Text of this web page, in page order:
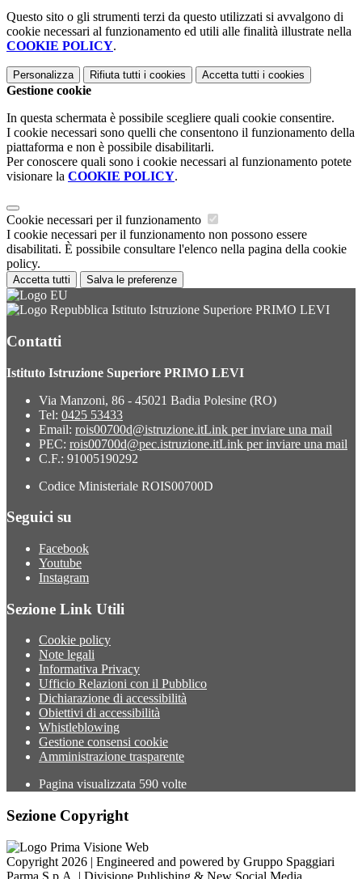
Questo sito o gli strumenti terzi da questo utilizzati si avvalgono di
cookie necessari al funzionamento ed utili alle finalità illustrate nella
COOKIE POLICY.
Personalizza Rifiuta tutti i cookies Accetta tutti i cookies
Gestione cookie
In questa schermata è possibile scegliere quali cookie consentire.
I cookie necessari sono quelli che consentono il funzionamento della
piattaforma e non è possibile disabilitarli.
Per conoscere quali sono i cookie necessari al funzionamento potete
visionare la COOKIE POLICY.
Cookie necessari per il funzionamento
I cookie necessari per il funzionamento non possono essere
disabilitati. È possibile consultare l'elenco nella pagina della cookie
policy.
Accetta tutti Salva le preferenze
Istituto Istruzione Superiore PRIMO LEVI
Contatti
Istituto Istruzione Superiore PRIMO LEVI
Via Manzoni, 86 - 45021 Badia Polesine (RO)
Tel: 0425 53433
Email: rois00700d@istruzione.itLink per inviare una mail
PEC: rois00700d@pec.istruzione.itLink per inviare una mail
C.F.: 91005190292
Codice Ministeriale ROIS00700D
Seguici su
Facebook
Youtube
Instagram
Sezione Link Utili
Cookie policy
Note legali
Informativa Privacy
Ufficio Relazioni con il Pubblico
Dichiarazione di accessibilità
Obiettivi di accessibilità
Whistleblowing
Gestione consensi cookie
Amministrazione trasparente
Pagina visualizzata 590 volte
Sezione Copyright
Copyright 2026 | Engineered and powered by Gruppo Spaggiari
Parma S.p.A. | Divisione Publishing & New Social Media